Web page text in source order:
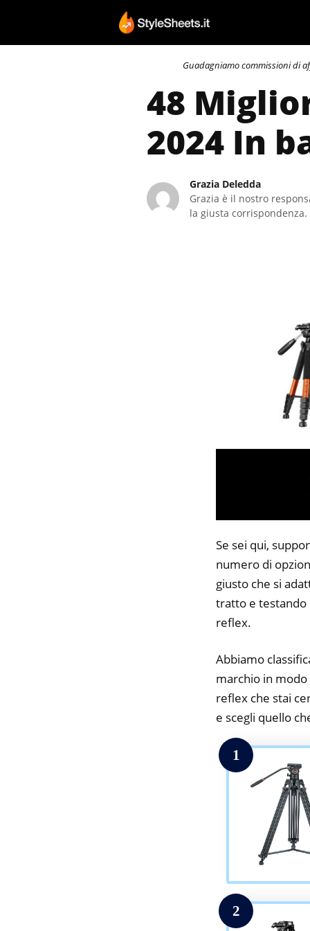
contenuto
Guadagniamo commissioni di
48
2024 In
Grazia Deledda
Grazia è il nostro
la giusta
Se sei qui,
numero di
giusto che si
tratto e testando
reflex.
Abbiamo
marchio in
reflex che stai
e scegli quello
1
2